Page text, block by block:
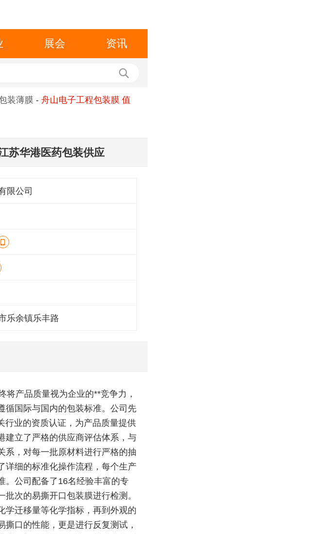
展会 资讯
装薄膜 - 舟山电子工程包装膜 值
苏华港医药包装供应
限公司
乐余镇乐丰路
产品质量视为企业的**竞争力，
循国际与国内的包装标准。公司先
行业的资质认证，为产品质量提供
建立了严格的供应商评估体系，与
系，对每一批原材料进行严格的抽
详细的标准化操作流程，每个生产
。公司配备了16名经验丰富的专
次的易撕开口包装膜进行检测。
学迁移量等化学指标，再到外观的
口的性能，更是进行反复测试，